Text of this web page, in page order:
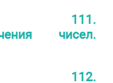
111.
чисел.
112.